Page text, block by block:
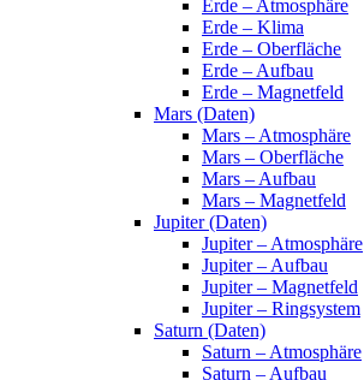
Erde – Atmosphäre
Erde – Klima
Erde – Oberfläche
Erde – Aufbau
Erde – Magnetfeld
Mars (Daten)
Mars – Atmosphäre
Mars – Oberfläche
Mars – Aufbau
Mars – Magnetfeld
Jupiter (Daten)
Jupiter – Atmosphäre
Jupiter – Aufbau
Jupiter – Magnetfeld
Jupiter – Ringsystem
Saturn (Daten)
Saturn – Atmosphäre
Saturn – Aufbau